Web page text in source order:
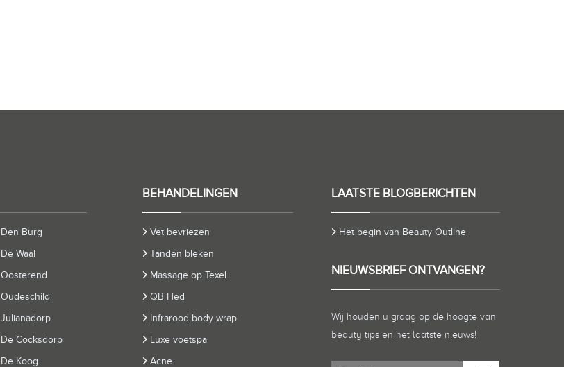
Den Burg
De Waal
Oosterend
Oudeschild
Julianadorp
De Cocksdorp
De Koog
BEHANDELINGEN
Vet bevriezen
Tanden bleken
Massage op Texel
QB Hed
Infrarood body wrap
Luxe voetspa
Acne
LAATSTE BLOGBERICHTEN
Het begin van Beauty Outline
NIEUWSBRIEF ONTVANGEN?
Wij houden u graag op de hoogte van
beauty tips en het laatste nieuws!